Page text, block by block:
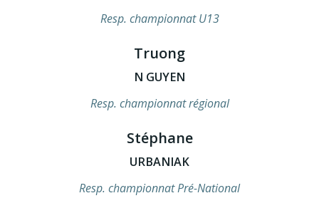
Resp. championnat U13
Truong
N GUYEN
Resp. championnat régional
Stéphane
URBANIAK
Resp. championnat Pré-National